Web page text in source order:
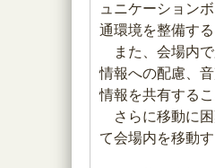
ュニケーション
通環境を整備す
また、会場内で
情報への配慮、
情報を共有するこ
さらに移動に困
て会場内を移動